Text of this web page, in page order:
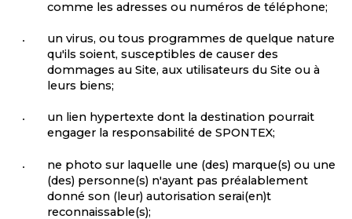
comme les adresses ou numéros de téléphone;
un virus, ou tous programmes de quelque nature
qu'ils soient, susceptibles de causer des
dommages au Site, aux utilisateurs du Site ou à
leurs biens;
un lien hypertexte dont la destination pourrait
engager la responsabilité de SPONTEX;
ne photo sur laquelle une (des) marque(s) ou une
(des) personne(s) n'ayant pas préalablement
donné son (leur) autorisation serai(en)t
reconnaissable(s);